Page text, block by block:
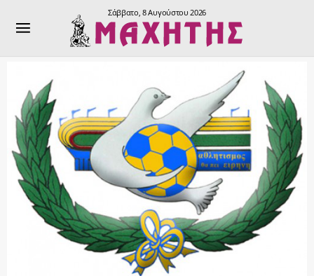
Σάββατο, 8 Αυγούστου 2026